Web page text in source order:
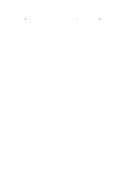
por categoría